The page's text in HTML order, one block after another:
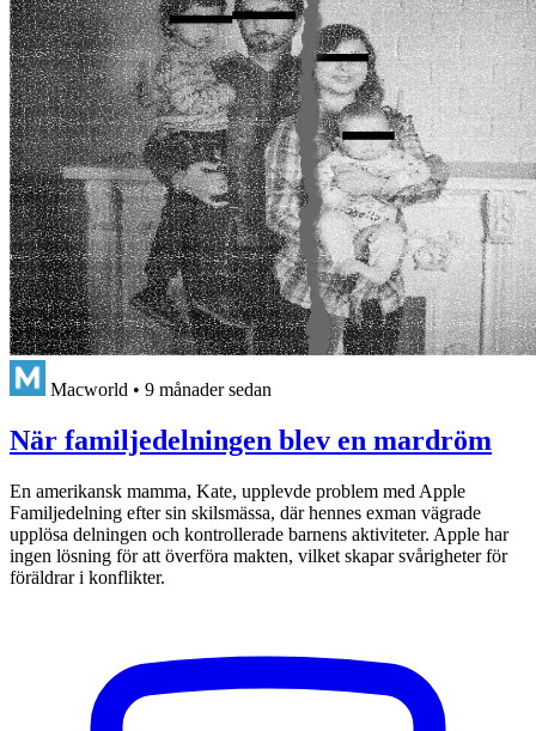
Macworld • 9 månader sedan
När familjedelningen blev en mardröm
En amerikansk mamma, Kate, upplevde problem med Apple
Familjedelning efter sin skilsmässa, där hennes exman vägrade
upplösa delningen och kontrollerade barnens aktiviteter. Apple har
ingen lösning för att överföra makten, vilket skapar svårigheter för
föräldrar i konflikter.